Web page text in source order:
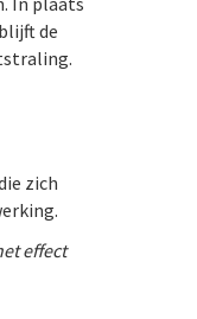
de
zich
g.
effect